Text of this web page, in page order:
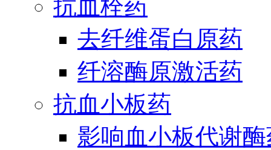
抗血栓药
去纤维蛋白原药
纤溶酶原激活药
抗血小板药
影响血小板代谢